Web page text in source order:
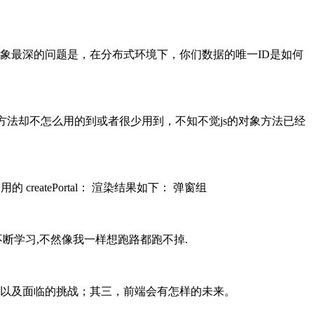
最深的问题是，在分布式环境下，你们数据的唯一ID是如何
却不怎么用的到或者很少用到，不知不觉js的对象方法已经
的 createPortal： 渲染结果如下： 弹窗组
学习,不然像我一样想跑路都跑不掉.
面临的挑战；其三，前端会有怎样的未来。